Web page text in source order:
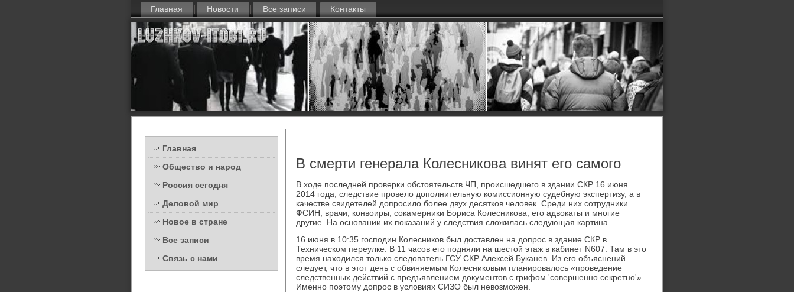
Главная Новости Все записи Контакты
Главная
Общество и народ
Россия сегодня
Деловой мир
Новое в стране
Все записи
Связь с нами
В смерти генерала Колесникова винят его самого
В ходе последней проверки обстоятельств ЧП, происшедшего в здании СКР 16 июня
2014 года, следствие провело дополнительную комиссионную судебную экспертизу, а в
качестве свидетелей допросило более двух десятков человек. Среди них сотрудники
ФСИН, врачи, конвоиры, сокамерники Бориса Колесникова, его адвокаты и многие
другие. На основании их показаний у следствия сложилась следующая картина.
16 июня в 10:35 господин Колесников был доставлен на допрос в здание СКР в
Техническом переулке. В 11 часов его подняли на шестой этаж в кабинет N607. Там в это
время находился только следователь ГСУ СКР Алексей Буканев. Из его объяснений
следует, что в этот день с обвиняемым Колесниковым планировалось «проведение
следственных действий с предъявлением документов с грифом 'совершенно секретно'».
Именно поэтому допрос в условиях СИЗО был невозможен.